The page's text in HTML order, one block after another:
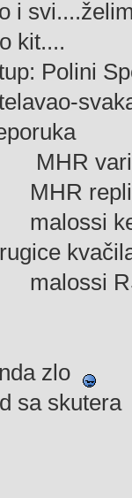
i
kit....
Polini
zlo
sa skutera